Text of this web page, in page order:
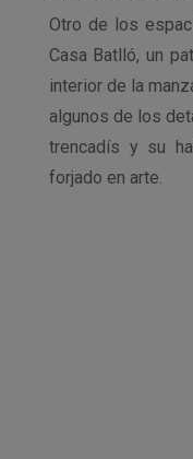
Otro de los
Casa Batlló, un
interior de la
algunos de los
trencadís y su
forjado en arte.